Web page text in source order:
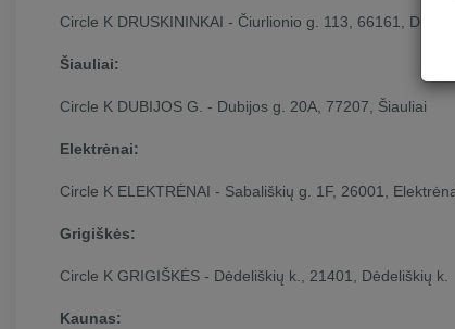
Circle K DRUSKININKAI - Čiurlionio g. 113, 66161,
Šiauliai:
Circle K DUBIJOS G. - Dubijos g. 20A, 77207, Šiauliai
Elektrėnai:
Circle K ELEKTRĖNAI - Sabališkių g. 1F, 26001,
Grigiškės:
Circle K GRIGIŠKĖS - Dėdeliškių k., 21401, Dėdeliškių k.
Kaunas: